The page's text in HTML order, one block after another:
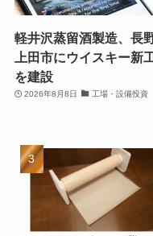
軽井沢蒸留酒製造、長
上田市にウイスキー新
を建設
2026年8月8日 工場・設備投資